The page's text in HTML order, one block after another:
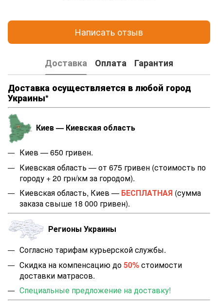
Написать отзыв
Доставка Оплата
Гарантия
Доставка осуществляется в любой город
Украины*
Киев — Киевская область
Киев — 650 гривен.
Киевская область — от 675 гривен (стоимость по
городу + 20 грн/км за городом).
Киевская область, Киев — БЕСПЛАТНАЯ (сумма
заказа свыше 18 000 гривен).
Регионы Украины
Согласно тарифам курьерской службы.
Скидка на компенсацию до50%стоимости
доставки матрасов.
Специальные предложение на доставку!